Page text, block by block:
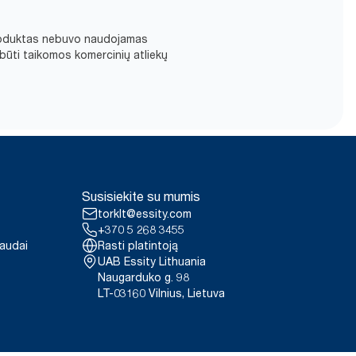
nebuvo naudojamas
taikomos komercinių atliekų
Susisiekite su mumis
torklt@essity.com
+370 5 268 3455
Rasti platintoją
UAB Essity Lithuania
Naugarduko g. 98
LT-03160 Vilnius, Lietuva